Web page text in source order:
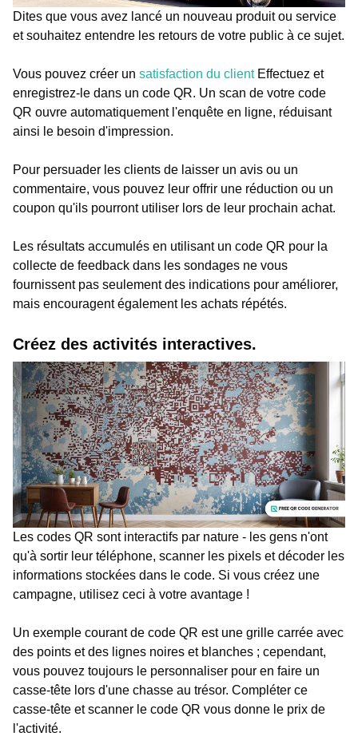
Dites que vous avez lancé un nouveau produit ou service
et souhaitez entendre les retours de votre public à ce sujet.
Vous pouvez créer un satisfaction du client Effectuez et
enregistrez-le dans un code QR. Un scan de votre code
QR ouvre automatiquement l'enquête en ligne, réduisant
ainsi le besoin d'impression.
Pour persuader les clients de laisser un avis ou un
commentaire, vous pouvez leur offrir une réduction ou un
coupon qu'ils pourront utiliser lors de leur prochain achat.
Les résultats accumulés en utilisant un code QR pour la
collecte de feedback dans les sondages ne vous
fournissent pas seulement des indications pour améliorer,
mais encouragent également les achats répétés.
Créez des activités interactives.
Les codes QR sont interactifs par nature - les gens n'ont
qu'à sortir leur téléphone, scanner les pixels et décoder les
informations stockées dans le code. Si vous créez une
campagne, utilisez ceci à votre avantage !
Un exemple courant de code QR est une grille carrée avec
des points et des lignes noires et blanches ; cependant,
vous pouvez toujours le personnaliser pour en faire un
casse-tête lors d'une chasse au trésor. Compléter ce
casse-tête et scanner le code QR vous donne le prix de
l'activité.